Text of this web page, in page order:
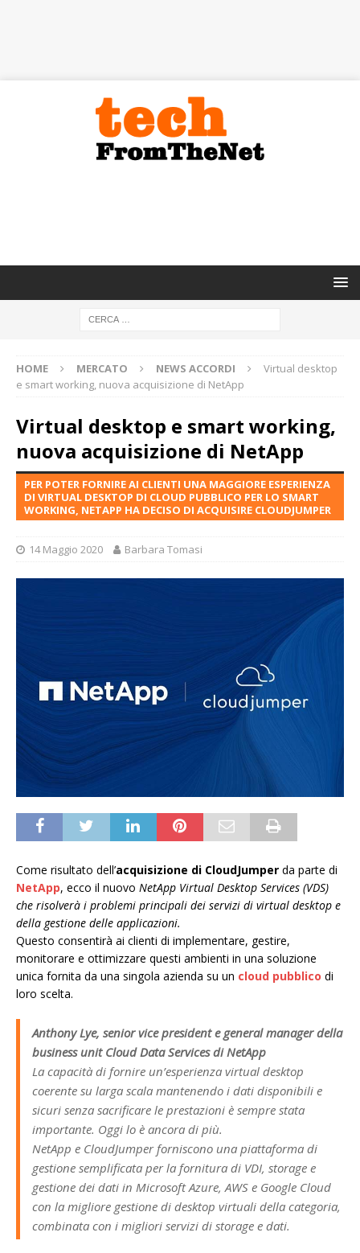
HOME MERCATO NEWS ACCORDI
Virtual desktop
e smart working, nuova acquisizione di NetApp
Virtual desktop e smart working,
nuova acquisizione di NetApp
PER POTER FORNIRE AI CLIENTI UNA MAGGIORE ESPERIENZA
DI VIRTUAL DESKTOP DI CLOUD PUBBLICO PER LO SMART
WORKING, NETAPP HA DECISO DI ACQUISIRE CLOUDJUMPER
14 Maggio 2020 Barbara Tomasi
Come risultato dell’acquisizione di CloudJumper da parte di
NetApp, ecco il nuovo NetApp Virtual Desktop Services (VDS)
che risolverà i problemi principali dei servizi di virtual desktop e
della gestione delle applicazioni.
Questo consentirà ai clienti di implementare, gestire,
monitorare e ottimizzare questi ambienti in una soluzione
unica fornita da una singola azienda su un cloud pubblico di
loro scelta.
Anthony Lye, senior vice president e general manager della
business unit Cloud Data Services di NetApp
La capacità di fornire un’esperienza virtual desktop
coerente su larga scala mantenendo i dati disponibili e
sicuri senza sacrificare le prestazioni è sempre stata
importante. Oggi lo è ancora di più.
NetApp e CloudJumper forniscono una piattaforma di
gestione semplificata per la fornitura di VDI, storage e
gestione dei dati in Microsoft Azure, AWS e Google Cloud
con la migliore gestione di desktop virtuali della categoria,
combinata con i migliori servizi di storage e dati.